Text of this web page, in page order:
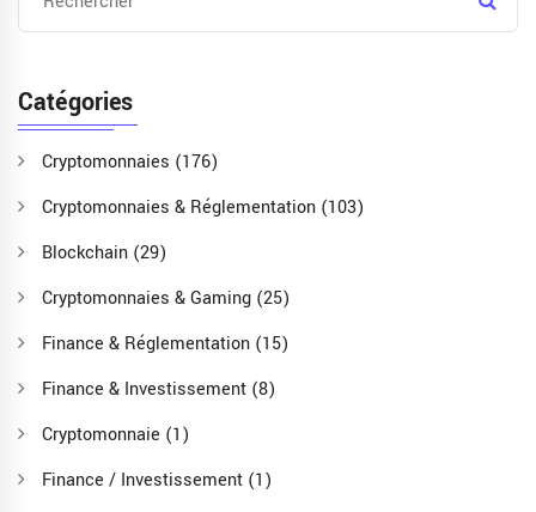
Catégories
Cryptomonnaies (176)
Cryptomonnaies & Réglementation (103)
Blockchain (29)
Cryptomonnaies & Gaming (25)
Finance & Réglementation (15)
Finance & Investissement (8)
Cryptomonnaie (1)
Finance / Investissement (1)